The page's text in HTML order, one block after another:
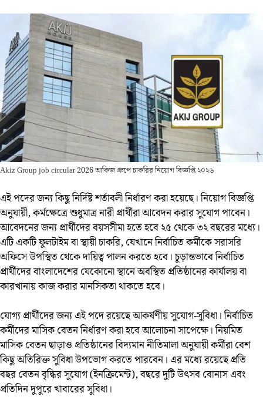
Akiz Group job circular 2026 আকিজ গ্রুপে চাকরির নিয়োগ বিজ্ঞপ্তি ২০২৬
এই পদের জন্য কিছু নির্দিষ্ট শর্তাবলী নির্ধারণ করা হয়েছে। নিয়োগ বিজ্ঞপ্তি
অনুযায়ী, কর্মক্ষেত্রে শুধুমাত্র নারী প্রার্থীরা আবেদন করার সুযোগ পাবেন।
আবেদনের জন্য প্রার্থীদের বয়সসীমা হতে হবে ২৫ থেকে ৩২ বছরের মধ্যে।
এটি একটি ফুলটাইম বা স্থায়ী চাকরি, যেখানে নির্বাচিত কর্মীকে সরাসরি
অফিসে উপস্থিত থেকে দায়িত্ব পালন করতে হবে। চূড়ান্তভাবে নির্বাচিত
প্রার্থীদের বাংলাদেশের যেকোনো স্থানে অবস্থিত প্রতিষ্ঠানের কার্যালয় বা
কারখানায় কাজ করার মানসিকতা থাকতে হবে।
যোগ্য প্রার্থীদের জন্য এই পদে রয়েছে আকর্ষণীয় সুযোগ-সুবিধা। নির্বাচিত
কর্মীদের মাসিক বেতন নির্ধারণ করা হবে আলোচনা সাপেক্ষে। নিয়মিত
মাসিক বেতন ছাড়াও প্রতিষ্ঠানের বিদ্যমান নীতিমালা অনুযায়ী কর্মীরা বেশ
কিছু অতিরিক্ত সুবিধা উপভোগ করতে পারবেন। এর মধ্যে রয়েছে প্রতি
বছর বেতন বৃদ্ধির সুযোগ (ইনক্রিমেন্ট), বছরে দুটি উৎসব বোনাস এবং
প্রতিদিন দুপুরে খাবারের সুবিধা।